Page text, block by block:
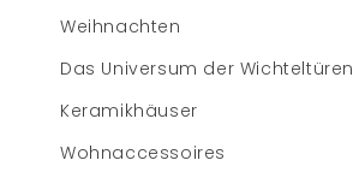
Weihnachten
Das Universum der Wichteltüren
Keramikhäuser
Wohnaccessoires